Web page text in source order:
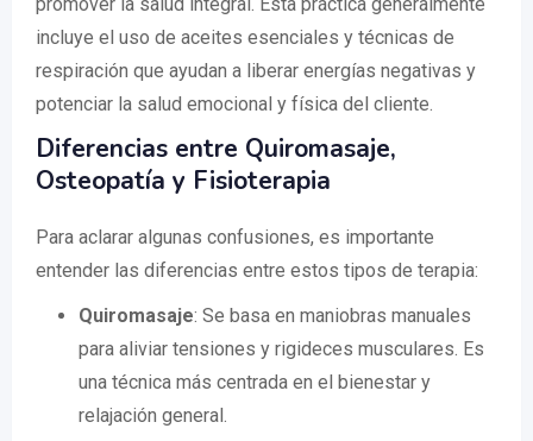
incluye el uso de aceites esenciales y técnicas de
respiración que ayudan a liberar energías negativas y
potenciar la salud emocional y física del cliente.
Diferencias entre Quiromasaje,
Osteopatía y Fisioterapia
Para aclarar algunas confusiones, es importante
entender las diferencias entre estos tipos de terapia:
Quiromasaje: Se basa en maniobras manuales
para aliviar tensiones y rigideces musculares. Es
una técnica más centrada en el bienestar y
relajación general.